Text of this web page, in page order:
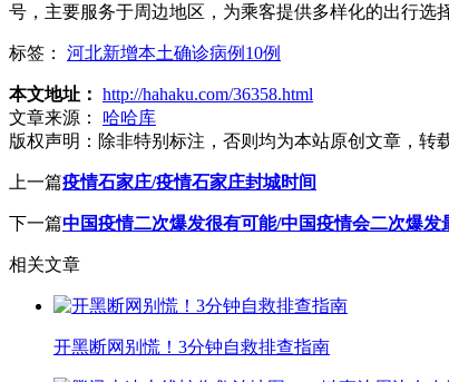
号，主要服务于周边地区，为乘客提供多样化的出行选择
标签： 河北新增本土确诊病例10例
本文地址： http://hahaku.com/36358.html
文章来源：
哈哈库
版权声明： 除非特别标注，否则均为本站原创文章，转
上一篇疫情石家庄/疫情石家庄封城时间
下一篇中国疫情二次爆发很有可能/中国疫情会二次爆发
相关文章
开黑断网别慌！3分钟自救排查指南